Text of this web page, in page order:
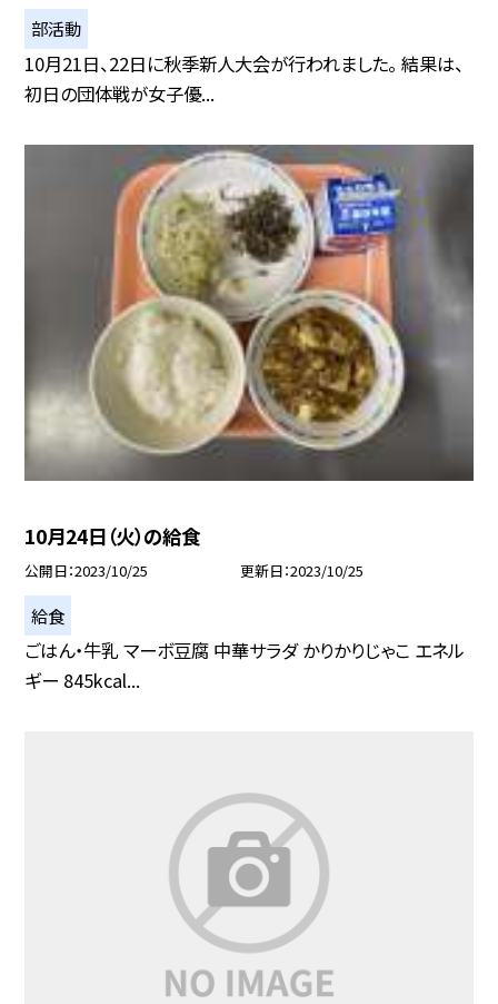
部活動
10月21日、22日に秋季新人大会が行われました。 結果は、
初日の団体戦が女子優...
10月24日（火）の給食
公開日 2023/10/25 更新日 2023/10/25
給食
ごはん・牛乳 マーボ豆腐 中華サラダ かりかりじゃこ エネル
ギー 845kcal...